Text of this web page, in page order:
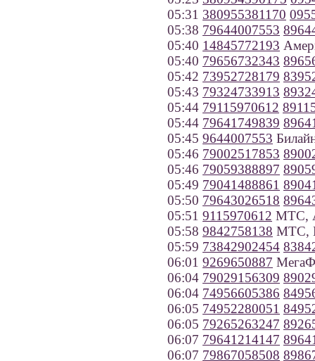
05:31 380955381170
05:38 79644007553
05:40 14845772193
05:40 79656732343
05:42 73952728179
05:43 79324733913
05:44 79115970612
05:44 79641749839
05:45 9644007553
05:46 79002517853
05:46 79059388897
05:49 79041488861
05:50 79643026518
05:51 9115970612 МТС,
05:58 9842758138 МТС,
05:59 73842902454
06:01 9269650887
06:04 79029156309
06:04 74956605386
06:05 74952280051
06:05 79265263247
06:07 79641214147
06:07 79867058508